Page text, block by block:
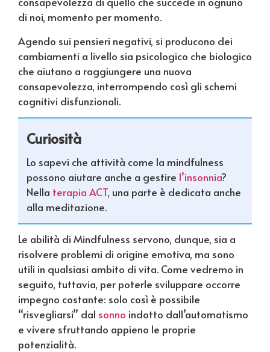
di noi, momento per momento.
Agendo sui pensieri negativi, si producono dei
cambiamenti a livello sia psicologico che biologico
che aiutano a raggiungere una nuova
consapevolezza, interrompendo così gli schemi
cognitivi disfunzionali.
Curiosità
Lo sapevi che attività come la mindfulness
possono aiutare anche a gestire l’insonnia?
Nella terapia ACT, una parte è dedicata anche
alla meditazione.
Le abilità di Mindfulness servono, dunque, sia a
risolvere problemi di origine emotiva, ma sono
utili in qualsiasi ambito di vita. Come vedremo in
seguito, tuttavia, per poterle sviluppare occorre
impegno costante: solo così è possibile
“risvegliarsi” dal sonno indotto dall’automatismo
e vivere sfruttando appieno le proprie
potenzialità.